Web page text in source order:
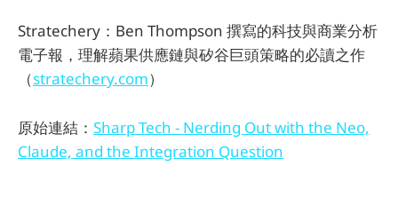
Stratechery：Ben Thompson 撰寫的科技與商業分析
電子報，理解蘋果供應鏈與矽谷巨頭策略的必讀之作
（stratechery.com）
原始連結： Sharp Tech - Nerding Out with the Neo,
Claude, and the Integration Question